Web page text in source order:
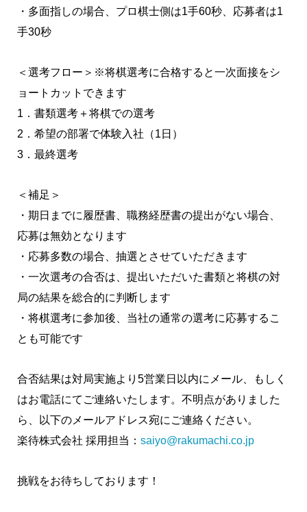
・多面指しの場合、プロ棋士側は1手60秒、応募者は1
手30秒
＜選考フロー＞※将棋選考に合格すると一次面接をシ
ョートカットできます
1．書類選考＋将棋での選考
2．希望の部署で体験入社（1日）
3．最終選考
＜補足＞
・期日までに履歴書、職務経歴書の提出がない場合、
応募は無効となります
・応募多数の場合、抽選とさせていただきます
・一次選考の合否は、提出いただいた書類と将棋の対
局の結果を総合的に判断します
・将棋選考に参加後、当社の通常の選考に応募するこ
とも可能です
合否結果は対局実施より5営業日以内にメール、もしく
はお電話にてご連絡いたします。不明点がありました
ら、以下のメールアドレス宛にご連絡ください。
楽待株式会社 採用担当： saiyo@rakumachi.co.jp
挑戦をお待ちしております！